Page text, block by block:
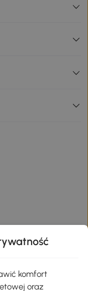
komfort
oraz